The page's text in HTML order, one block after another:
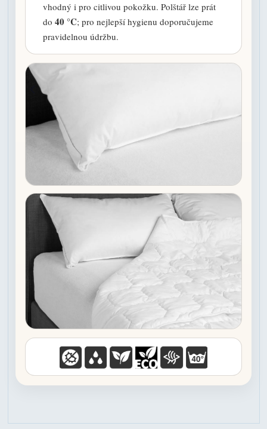
vhodný i pro citlivou pokožku. Polštář lze prát
do 40 °C; pro nejlepší hygienu doporučujeme
pravidelnou údržbu.